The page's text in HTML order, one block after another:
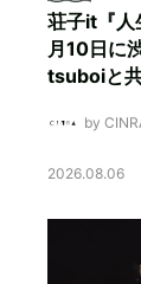
荘子it『人
月10日に
tsuboiと
by
2026.08.06